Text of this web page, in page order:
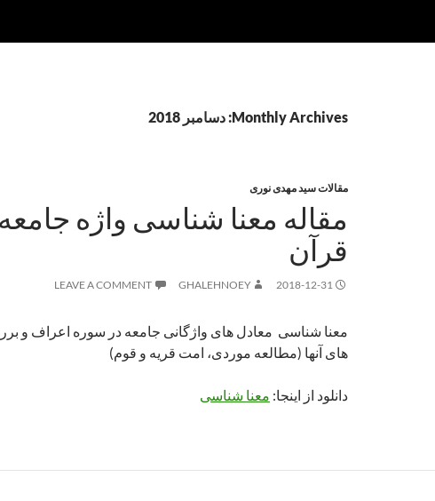
Monthly Archives: دسامبر 2018
مقالات سید مهدی نوری
مقاله معنا شناسی واژه
قرآن
2018-12-31
GHALEHNOEY
LEAVE A COMMENT
معنا شناسی معادل های واژگانی جامعه در سوره اعراف و
های آنها (مطالعه موردی، امت قریه و قوم)
دانلود از اینجا: معنا شناسی